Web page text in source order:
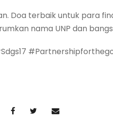
Doa terbaik untuk para
nama UNP dan